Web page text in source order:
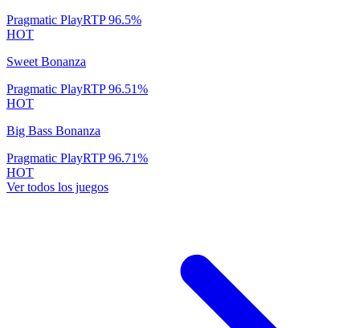
Pragmatic PlayRTP96.5%
HOT
Sweet Bonanza
Pragmatic PlayRTP96.51%
HOT
Big Bass Bonanza
Pragmatic PlayRTP96.71%
HOT
Ver todos los juegos